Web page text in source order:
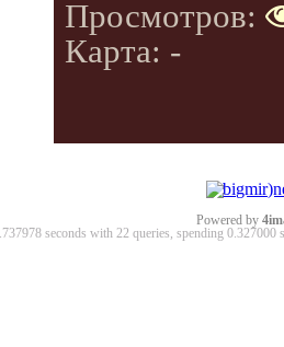
Просмотров:
Карта: -
Powered by
seconds with 22 queries, spending